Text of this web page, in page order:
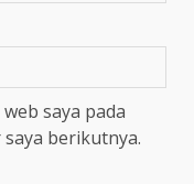
saya pada
berikutnya.